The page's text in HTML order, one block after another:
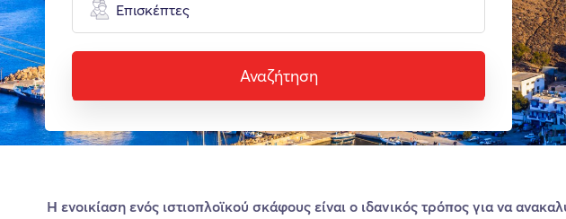
Επισκέπτες
Αναζήτηση
H ενοικίαση ενός ιστιοπλοϊκού σκάφους είναι ο ιδανικός τρόπος για να